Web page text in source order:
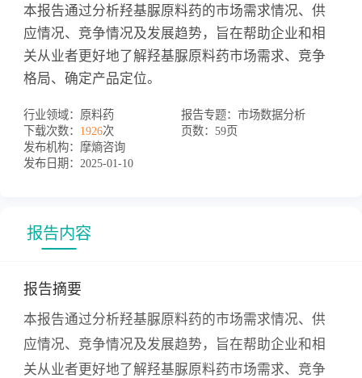
本报告通过分析羟基脲原料药的市场需求情况、供
应情况、竞争情况及发展趋势，旨在帮助企业和相
关从业者更好地了解羟基脲原料药市场需求、竞争
格局、确定产品定位。
行业领域： 原料药 报告专题： 市场数据分析
下载次数： 1926次 页数： 59页
发布机构： 摩熵咨询
发布日期： 2025-01-10
报告内容
报告摘要
本报告通过分析羟基脲原料药的市场需求情况、供
应情况、竞争情况及发展趋势，旨在帮助企业和相
关从业者更好地了解羟基脲原料药市场需求、竞争